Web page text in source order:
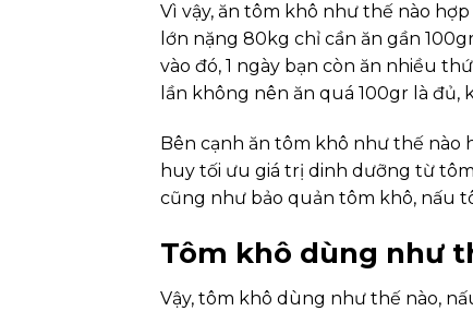
Vì vậy, ăn tôm khô như thế nào
lớn nặng 80kg chỉ cần ăn gần
vào đó, 1 ngày bạn còn ăn nhiều
lần không nên ăn quá 100gr là
Bên cạnh ăn tôm khô như thế nào
huy tối ưu giá trị dinh dưỡng từ
cũng như bảo quản tôm khô, nấu
Tôm khô dùng như
Vậy, tôm khô dùng như thế nào,